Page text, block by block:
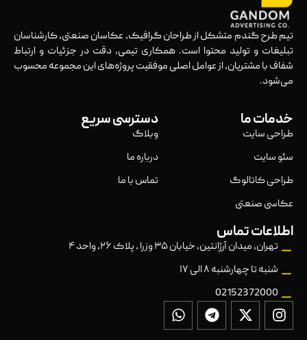
تیم طرح گندم متشکل از طراحان گرافیک، عکاسان صنعتی، کارشناسان
تبلیغات و تولید محتوا است. همکاری تیمی، دقت در جزئیات و ارتباط
شفاف با مشتریان، از عوامل اصلی موفقیت پروژه‌های این مجموعه محسوب
می‌شود.
خدمات ما
طراحی سایت
سئو سایت
طراحی کاتالوگ
عکاسی صنعتی
دسترسی سریع
وبلاگ
درباره ما
تماس با ما
اطلاعات تماس
تهران، میدان آرژانتین، خیابان ۳۵ وزرا ، پلاک ۲۶، واحد ۴
شنبه تا چهارشنبه ۸ الی ۱۷
02152372000